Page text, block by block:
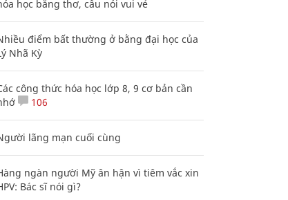
học bằng thơ, câu nói vui vẻ
điểm bất thường ở bằng đại học của
Nhã Kỳ
công thức hóa học lớp 8, 9 cơ bản cần
106
lãng mạn cuối cùng
ngàn người Mỹ ân hận vì tiêm vắc xin
Bác sĩ nói gì?